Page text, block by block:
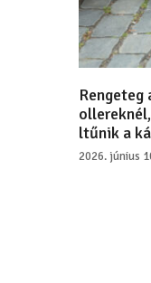
ltűnik a
2026. június